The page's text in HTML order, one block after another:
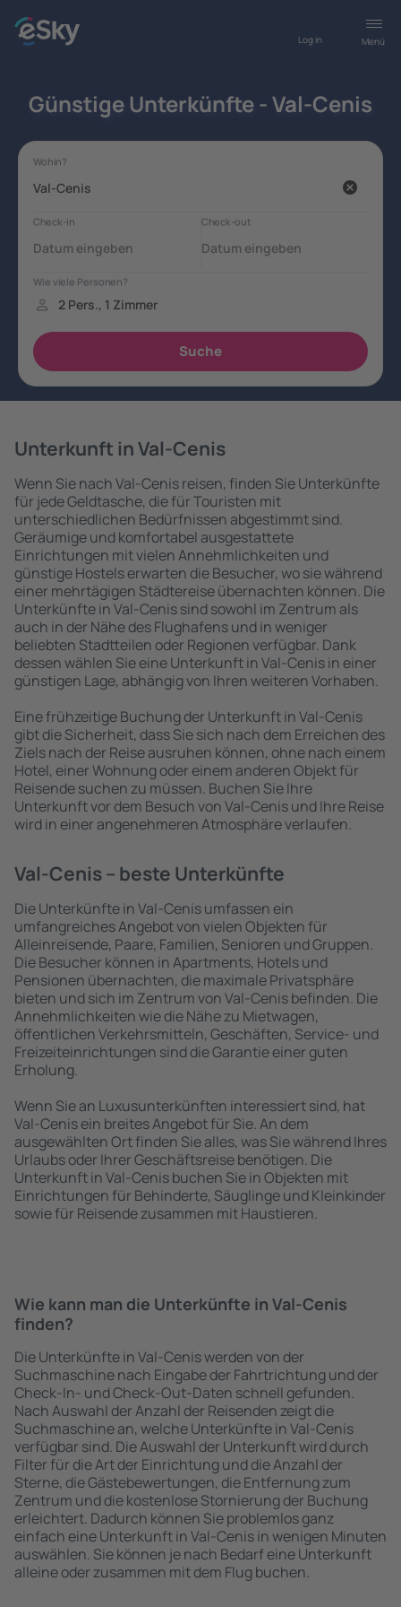
Menü
Log in
Günstige Unterkünfte - Val-Cenis
Unterkunft in Val-Cenis
Wenn Sie nach Val-Cenis reisen, finden Sie Unterkünfte
für jede Geldtasche, die für Touristen mit
unterschiedlichen Bedürfnissen abgestimmt sind.
Geräumige und komfortabel ausgestattete
Einrichtungen mit vielen Annehmlichkeiten und
günstige Hostels erwarten die Besucher, wo sie während
einer mehrtägigen Städtereise übernachten können. Die
Unterkünfte in Val-Cenis sind sowohl im Zentrum als
auch in der Nähe des Flughafens und in weniger
beliebten Stadtteilen oder Regionen verfügbar. Dank
dessen wählen Sie eine Unterkunft in Val-Cenis in einer
günstigen Lage, abhängig von Ihren weiteren Vorhaben.
Eine frühzeitige Buchung der Unterkunft in Val-Cenis
gibt die Sicherheit, dass Sie sich nach dem Erreichen des
Ziels nach der Reise ausruhen können, ohne nach einem
Hotel, einer Wohnung oder einem anderen Objekt für
Reisende suchen zu müssen. Buchen Sie Ihre
Unterkunft vor dem Besuch von Val-Cenis und Ihre Reise
wird in einer angenehmeren Atmosphäre verlaufen.
Val-Cenis – beste Unterkünfte
Die Unterkünfte in Val-Cenis umfassen ein
umfangreiches Angebot von vielen Objekten für
Alleinreisende, Paare, Familien, Senioren und Gruppen.
Die Besucher können in Apartments, Hotels und
Pensionen übernachten, die maximale Privatsphäre
bieten und sich im Zentrum von Val-Cenis befinden. Die
Annehmlichkeiten wie die Nähe zu Mietwagen,
öffentlichen Verkehrsmitteln, Geschäften, Service- und
Freizeiteinrichtungen sind die Garantie einer guten
Erholung.
Wenn Sie an Luxusunterkünften interessiert sind, hat
Val-Cenis ein breites Angebot für Sie. An dem
ausgewählten Ort finden Sie alles, was Sie während Ihres
Urlaubs oder Ihrer Geschäftsreise benötigen. Die
Unterkunft in Val-Cenis buchen Sie in Objekten mit
Einrichtungen für Behinderte, Säuglinge und Kleinkinder
sowie für Reisende zusammen mit Haustieren.
Wie kann man die Unterkünfte in Val-Cenis
finden?
Die Unterkünfte in Val-Cenis werden von der
Suchmaschine nach Eingabe der Fahrtrichtung und der
Check-In- und Check-Out-Daten schnell gefunden.
Nach Auswahl der Anzahl der Reisenden zeigt die
Suchmaschine an, welche Unterkünfte in Val-Cenis
verfügbar sind. Die Auswahl der Unterkunft wird durch
Filter für die Art der Einrichtung und die Anzahl der
Sterne, die Gästebewertungen, die Entfernung zum
Zentrum und die kostenlose Stornierung der Buchung
erleichtert. Dadurch können Sie problemlos ganz
einfach eine Unterkunft in Val-Cenis in wenigen Minuten
auswählen. Sie können je nach Bedarf eine Unterkunft
alleine oder zusammen mit dem Flug buchen.